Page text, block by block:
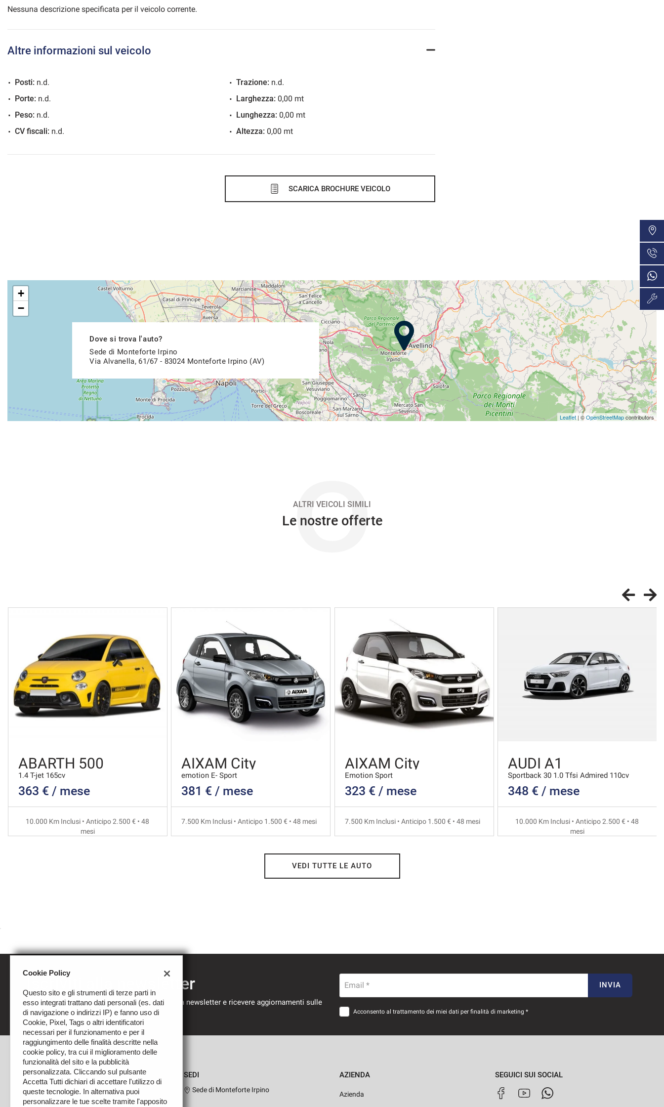
Nessuna descrizione specificata per il veicolo corrente.
Altre informazioni sul veicolo
Posti: n.d.
Porte: n.d.
Peso: n.d.
CV fiscali: n.d.
Trazione: n.d.
Larghezza: 0,00 mt
Lunghezza: 0,00 mt
Altezza: 0,00 mt
SCARICA BROCHURE VEICOLO
Dove si trova l'auto?
Sede di Monteforte Irpino
Via Alvanella, 61/67 - 83024 Monteforte Irpino (AV)
+
−
Leaflet | ©OpenStreetMapcontributors
O
ALTRI VEICOLI SIMILI
Le nostre offerte
ABARTH 500
1.4 T-jet 165cv
363 € / mese
10.000 Km Inclusi • Anticipo 2.500 € • 48
mesi
AIXAM City
emotion E- Sport
381 € / mese
7.500 Km Inclusi • Anticipo 1.500 € • 48 mesi
AIXAM City
Emotion Sport
323 € / mese
7.500 Km Inclusi • Anticipo 1.500 € • 48 mesi
AUDI A1
Sportback 30 1.0 Tfsi Admired 110cv
348 € / mese
10.000 Km Inclusi • Anticipo 2.500 € • 48
mesi
VEDI TUTTE LE AUTO
Iscriviti alla newsletter
Compila il modulo sottostante per iscriverti alla newsletter e ricevere aggiornamenti sulle
nostre novità.
Email * INVIA
Acconsento al trattamento dei miei dati per finalità di marketing *
SEDI
Sede di Monteforte Irpino
AZIENDA
Azienda
SEGUICI SUI SOCIAL
Cookie Policy
Questo sito e gli strumenti di terze parti in
esso integrati trattano dati personali (es. dati
di navigazione o indirizzi IP) e fanno uso di
Cookie, Pixel, Tags o altri identificatori
necessari per il funzionamento e per il
raggiungimento delle finalità descritte nella
cookie policy, tra cui il miglioramento delle
funzionalità del sito e la pubblicità
personalizzata. Cliccando sul pulsante
Accetta Tutti dichiari di accettare l'utilizzo di
queste tecnologie. In alternativa puoi
personalizzare le tue scelte tramite l'apposito
Cookie necessari
Cookie delle preferenze
Cookie per il miglioramento dell'esperienza utente